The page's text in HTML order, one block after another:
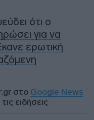
ότι ο
για να
ερωτική
στο Google News
ειδήσεις